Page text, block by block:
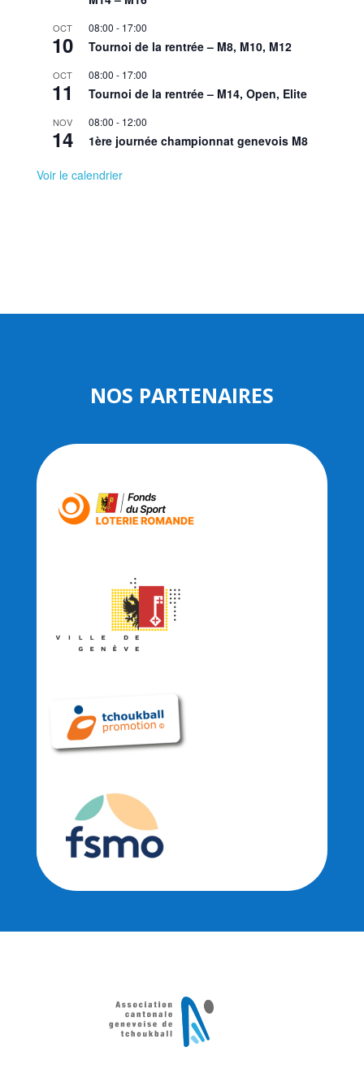
OCT
10
08:00 - 17:00
Tournoi de la rentrée – M8, M10, M12
OCT
11
08:00 - 17:00
Tournoi de la rentrée – M14, Open, Elite
NOV
14
08:00 - 12:00
1ère journée championnat genevois M8
Voir le calendrier
NOS PARTENAIRES